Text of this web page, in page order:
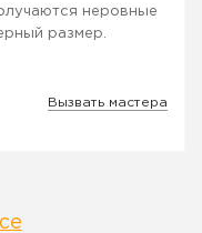
неровные
размер.
Вызвать мастера